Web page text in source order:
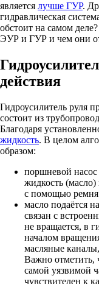
является лучше ГУР.
гидравлическая
обстоит на самом
ЭУР и ГУР и чем они
действия
Гидроусилитель руля
состоит из
Благодаря
жидкость. В целом
образом:
поршневой
жидкость
с помощью ремня
масло подаётся
связан с
не вращается, в
началом
масляные
Важно отметить,
самой уязвимой
чувствителен к